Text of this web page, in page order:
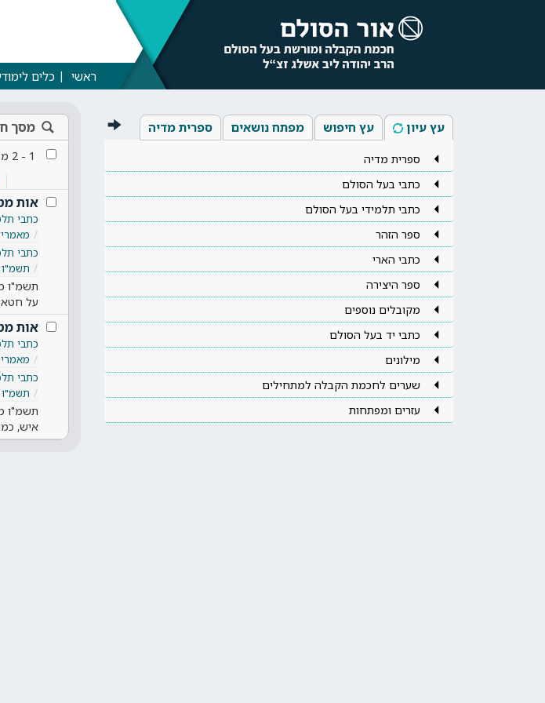
ראשי כלים
עץ עיון עץ חיפוש מפתח נושאים ספרית מדיה
ספרית מדיה
כתבי בעל הסולם
כתבי תלמידי בעל הסולם
ספר הזהר
כתבי הארי
ספר היצירה
מקובלים נוספים
כתבי יד בעל הסולם
מילונים
שערים לחכמת הקבלה למתחילים
עזרים ומפתחות
מסך
1
-
2
אות
כתבי
כתבי
תשמ"ו
תשמ"ו
על
אות
כתבי
כתבי
תשמ"ו
תשמ"ו
איש,